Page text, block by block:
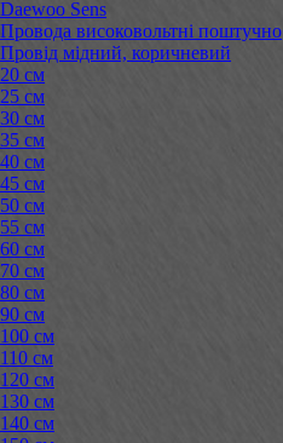
Daewoo Sens
Провода високовольтні поштучно
Провід мідний, коричневий
20 см
25 см
30 см
35 см
40 см
45 см
50 см
55 см
60 см
70 см
80 см
90 см
100 см
110 см
120 см
130 см
140 см